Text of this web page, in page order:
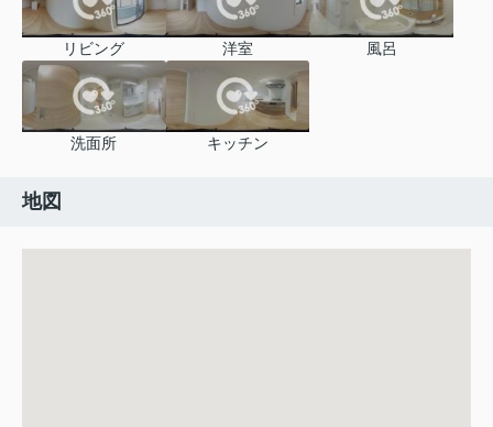
リビング 洋室 風呂
洗面所 キッチン
地図